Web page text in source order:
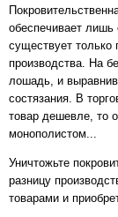
обеспечивает лишь
существует только
производства. На
лошадь, и
состязания. В
товар дешевле, то
монополистом...
Уничтожьте
разницу
товарами и